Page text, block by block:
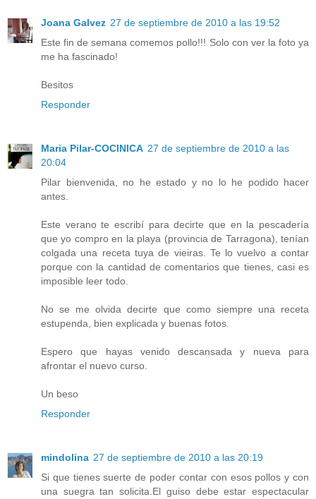
Joana Galvez 27 de septiembre de 2010 a las 19:52
Este fin de semana comemos pollo!!! Solo con ver la foto ya
me ha fascinado!
Besitos
Responder
Maria Pilar-COCINICA 27 de septiembre de 2010 a las
20:04
Pilar bienvenida, no he estado y no lo he podido hacer
antes.
Este verano te escribí para decirte que en la pescadería
que yo compro en la playa (provincia de Tarragona), tenían
colgada una receta tuya de vieiras. Te lo vuelvo a contar
porque con la cantidad de comentarios que tienes, casi es
imposible leer todo.
No se me olvida decirte que como siempre una receta
estupenda, bien explicada y buenas fotos.
Espero que hayas venido descansada y nueva para
afrontar el nuevo curso.
Un beso
Responder
mindolina 27 de septiembre de 2010 a las 20:19
Si que tienes suerte de poder contar con esos pollos y con
una suegra tan solicita.El guiso debe estar espectacular